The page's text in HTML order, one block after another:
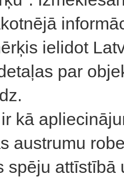
ielidot
par
kā
austrumu
spēju attīstībā